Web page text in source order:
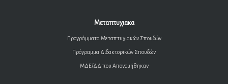
Μεταπτυχιακα
Προγράμματα Μεταπτυχιακών Σπουδών
Πρόγραμμα Διδακτορικών Σπουδών
ΜΔΕ/ΔΔ που Απονεμήθηκαν